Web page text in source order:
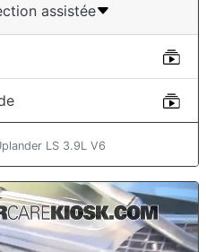
assistée
LS 3.9L V6